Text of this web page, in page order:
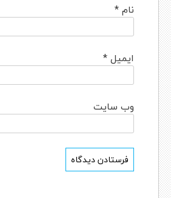
نام*
ایمیل*
وب‌ سایت